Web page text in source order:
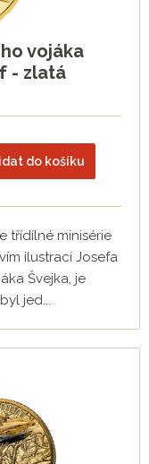
vojáka
- zlatá
do košíku
třídílné minisérie
ilustrací Josefa
Švejka, je
jed...